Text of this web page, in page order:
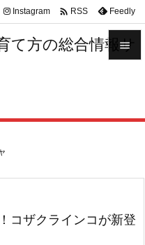
て方の総合情報サ

サイド


Instagram  RSS Feedly
コザクラインコが新登